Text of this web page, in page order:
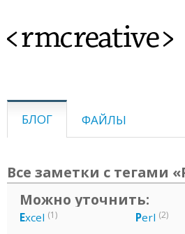
<rmcreative>
БЛОГ ФАЙЛЫ
Все заметки с тегами
Можно уточнить:
Excel (1) Perl (2)